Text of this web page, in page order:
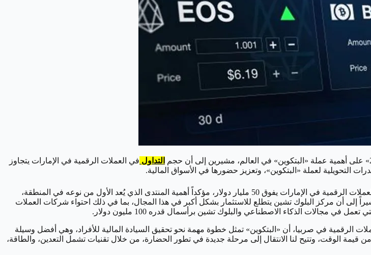
التداول في العملات الرقمية في الإمارات يتجاوز
وقال عبدالله الظاهري، الرئيس التنفيذي لمركز البلوك تشين في أبوظبي، إن حجم التداول في العملات الرقمية في الإمارات يفوق 50 مليار دولار، مؤكداً أهمية المنتدى الذي يُعد الأول من نوعه في المنطقة،
إلى أن مركز البلوك تشين يتطلع للاستثمار بشكل أكبر في هذا المجال، بما في ذلك احتواء شركات العملات
مجالات الذكاء الاصطناعي والبلوك تشين برأسمال قدره 100 مليون دولار.
الرقمية في صربيا، أن «البتكوين» تمثل خطوة مهمة نحو تحقيق السيادة المالية للأفراد، وهي أفضل وسيلة
قيمة الوقت، وتتيح لنا الانتقال إلى مرحلة جديدة في تطور الحضارة، من خلال تقنيات تشمل التعدين، والطاقة،